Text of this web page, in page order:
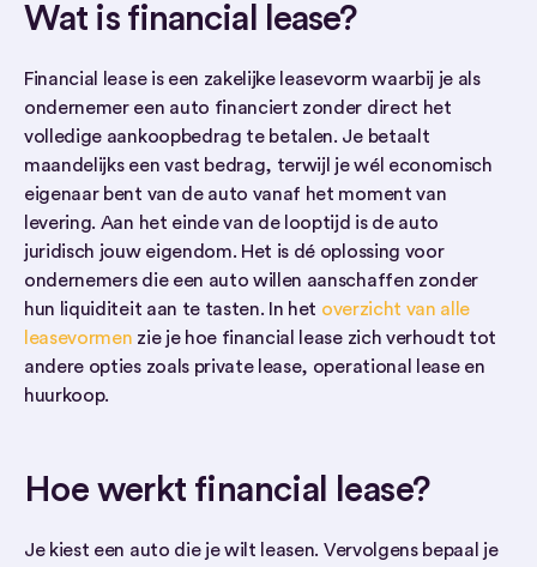
Wat is financial lease?
Financial lease is een zakelijke leasevorm waarbij je als
ondernemer een auto financiert zonder direct het
volledige aankoopbedrag te betalen. Je betaalt
maandelijks een vast bedrag, terwijl je wél economisch
eigenaar bent van de auto vanaf het moment van
levering. Aan het einde van de looptijd is de auto
juridisch jouw eigendom. Het is dé oplossing voor
ondernemers die een auto willen aanschaffen zonder
hun liquiditeit aan te tasten. In het overzicht van alle
leasevormen zie je hoe financial lease zich verhoudt tot
andere opties zoals private lease, operational lease en
huurkoop.
Hoe werkt financial lease?
Je kiest een auto die je wilt leasen. Vervolgens bepaal je